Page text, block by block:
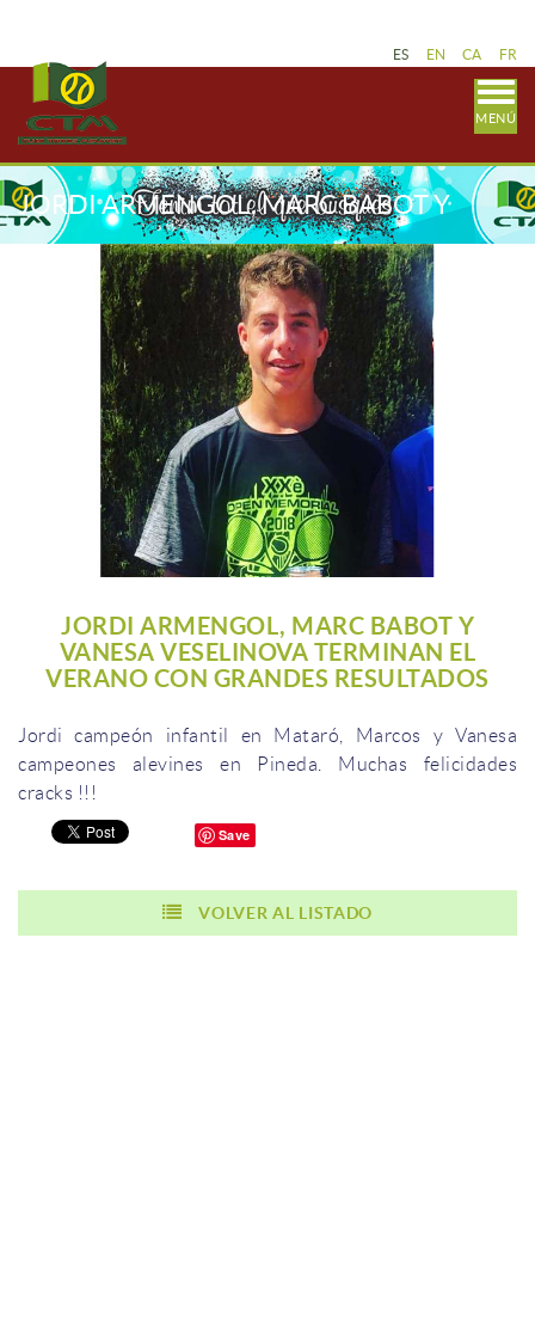
ES EN CA FR
MENÚ
JORDI ARMENGOL, MARC BABOT Y
VANESA VESELINOVA TERMINAN EL
VERANO CON GRANDES RESULTADOS
JORDI ARMENGOL, MARC BABOT Y
VANESA VESELINOVA TERMINAN EL
VERANO CON GRANDES RESULTADOS
Jordi campeón infantil en Mataró Marcos y Vanesa
campeones
alevines en Pineda. Muchas
felicidades
cracks !!!
Save
VOLVER AL LISTADO